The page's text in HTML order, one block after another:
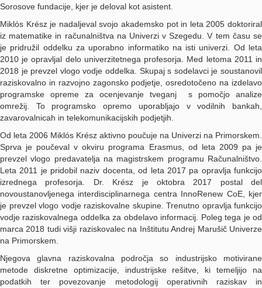
Sorosove fundacije, kjer je deloval kot asistent.
Miklós Krész je nadaljeval svojo akademsko pot in leta 2005 doktoriral
iz matematike in računalništva na Univerzi v Szegedu. V tem času se
je pridružil oddelku za uporabno informatiko na isti univerzi. Od leta
2010 je opravljal delo univerzitetnega profesorja. Med letoma 2011 in
2018 je prevzel vlogo vodje oddelka. Skupaj s sodelavci je soustanovil
raziskovalno in razvojno zagonsko podjetje, osredotočeno na izdelavo
programske opreme za ocenjevanje tveganj s pomočjo analize
omrežij. To programsko opremo uporabljajo v vodilnih bankah,
zavarovalnicah in telekomunikacijskih podjetjih.
Od leta 2006 Miklós Krész aktivno poučuje na Univerzi na Primorskem.
Sprva je poučeval v okviru programa Erasmus, od leta 2009 pa je
prevzel vlogo predavatelja na magistrskem programu Računalništvo.
Leta 2011 je pridobil naziv docenta, od leta 2017 pa opravlja funkcijo
izrednega profesorja. Dr. Krész je oktobra 2017 postal del
novoustanovljenega interdisciplinarnega centra InnoRenew CoE, kjer
je prevzel vlogo vodje raziskovalne skupine. Trenutno opravlja funkcijo
vodje raziskovalnega oddelka za obdelavo informacij. Poleg tega je od
marca 2018 tudi višji raziskovalec na Inštitutu Andrej Marušič Univerze
na Primorskem.
Njegova glavna raziskovalna področja so industrijsko motivirane
metode diskretne optimizacije, industrijske rešitve, ki temeljijo na
podatkih ter povezovanje metodologij operativnih raziskav in